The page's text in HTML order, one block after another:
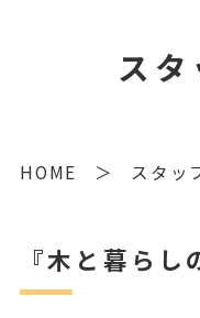
ス
HOME スタッ
『木と暮ら